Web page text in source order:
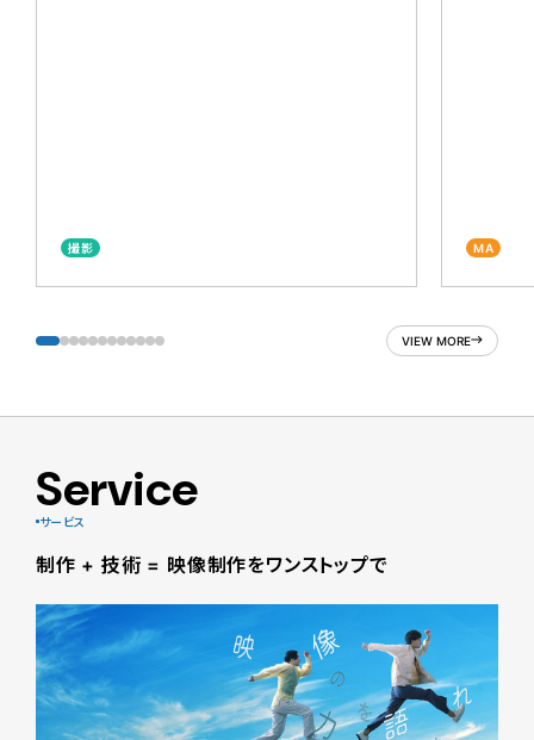
撮影 MA
VIEW MORE
Service
サービス
制作 + 技術 = 映像制作をワンストップで